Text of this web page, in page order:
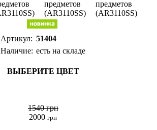
Артикул: 51404
Наличие: есть на складе
ВЫБЕРИТЕ ЦВЕТ
1540 грн
2000грн